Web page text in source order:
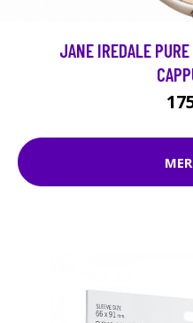
JANE IREDALE